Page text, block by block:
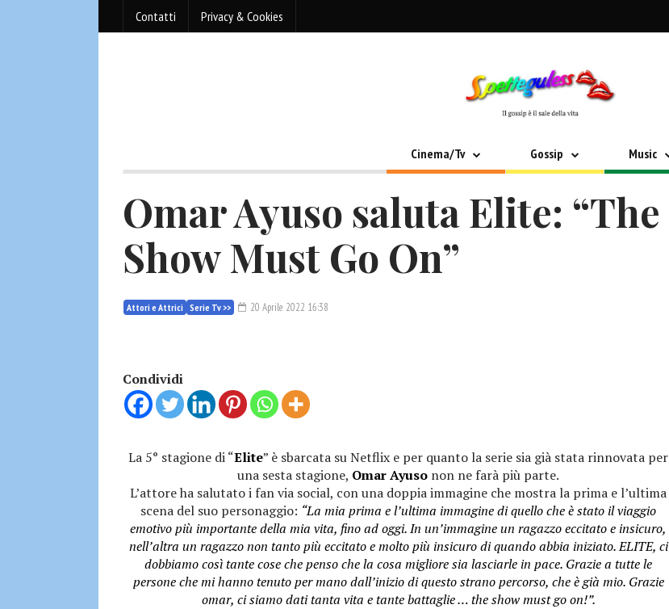
Contatti Privacy & Cookies
Cinema/Tv Gossip Music
Omar Ayuso saluta Elite: “The
Show Must Go On”
Attori e Attrici Serie Tv >> 20 Aprile 2022 16:38
Condividi
La 5° stagione di “Elite” è sbarcata su Netflix e per quanto la serie sia già stata rinnovata per
una sesta stagione, Omar Ayuso non ne farà più parte.
L’attore ha salutato i fan via social, con una doppia immagine che mostra la prima e l’ultima
scena del suo personaggio: “La mia prima e l’ultima immagine di quello che è stato il viaggio
emotivo più importante della mia vita, fino ad oggi. In un’immagine un ragazzo eccitato e insicuro,
nell’altra un ragazzo non tanto più eccitato e molto più insicuro di quando abbia iniziato. ELITE, ci
dobbiamo così tante cose che penso che la cosa migliore sia lasciarle in pace. Grazie a tutte le
persone che mi hanno tenuto per mano dall’inizio di questo strano percorso, che è già mio. Grazie
omar, ci siamo dati tanta vita e tante battaglie … the show must go on!”.